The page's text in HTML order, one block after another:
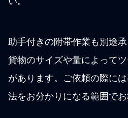
助手付きの附帯作業も別途
貨物のサイズや量によって
があります。ご依頼の際に
法をお分かりになる範囲でお